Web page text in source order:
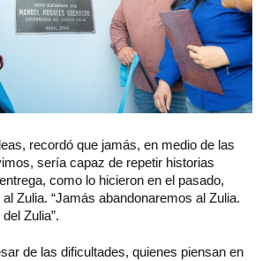
recordó que jamás, en medio de las
sería capaz de repetir historias
como lo hicieron en el pasado,
Zulia. “Jamás abandonaremos al Zulia.
Zulia”.
de las dificultades, quienes piensan en